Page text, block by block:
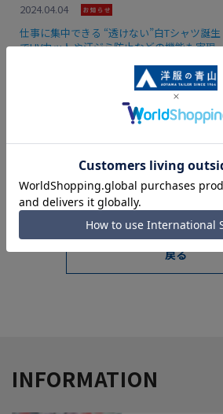
2024.04.04
仕事に集中できる “透けない”白Tシャツ誕
でUVカットや汗ジミ防止などの機能も実現
[181～190件]
1 ... 17 18 19 20
INFORMATION